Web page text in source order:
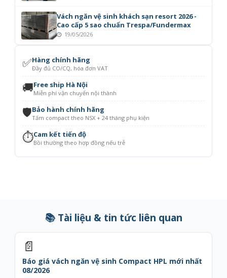
Vách ngăn vệ sinh khách sạn resort 2026 -
Cao cấp 5 sao chuẩn Trespa/Fundermax
19/05/2026
✅Hàng chính hãng
Đầy đủ CO/CQ, hóa đơn VAT
🚚Free ship Hà Nội
Miễn phí vận chuyển nội thành
🛡️Bảo hành chính hãng
Tấm compact theo NSX + 24 tháng phụ kiện
⏱️Cam kết tiến độ
Bồi thường theo hợp đồng nếu trễ
📚 Tài liệu & tin tức liên quan
📄
Báo giá vách ngăn vệ sinh Compact HPL mới nhất
08/2026